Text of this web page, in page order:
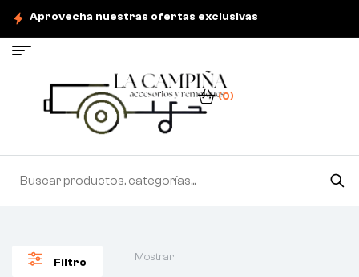
Aprovecha nuestras ofertas exclusivas
(0)
Filtro Mostrar